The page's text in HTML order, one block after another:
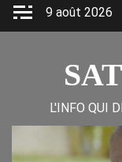
Skip
9 août 2026
L'INFO QUI